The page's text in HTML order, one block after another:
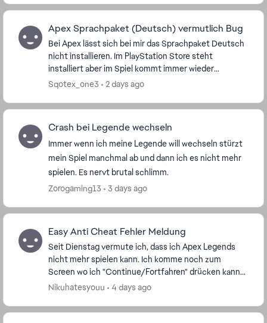
Apex Sprachpaket (Deutsch) vermutlich Bug
Bei Apex lässt sich bei mir das Sprachpaket Deutsch
nicht installieren. Im PlayStation Store steht
installiert aber im Spiel kommt immer wieder
Sprachpaket veraltet neu installieren, wenn ich dann
Sqotex_one3 2 days ago
Crash bei Legende wechseln
Immer wenn ich meine Legende will wechseln stürzt
mein Spiel manchmal ab und dann ich es nicht mehr
spielen. Es nervt brutal schlimm.
Zorogaming13
3 days ago
Easy Anti Cheat Fehler Meldung
Seit Dienstag vermute ich, dass ich Apex Legends
nicht mehr spielen kann. Ich komme noch zum
Screen wo ich "Continue/Fortfahren" drücken kann
und dann oder spätestens nach 2 Sekunden in der
Nikuhatesyouu 4 days ago